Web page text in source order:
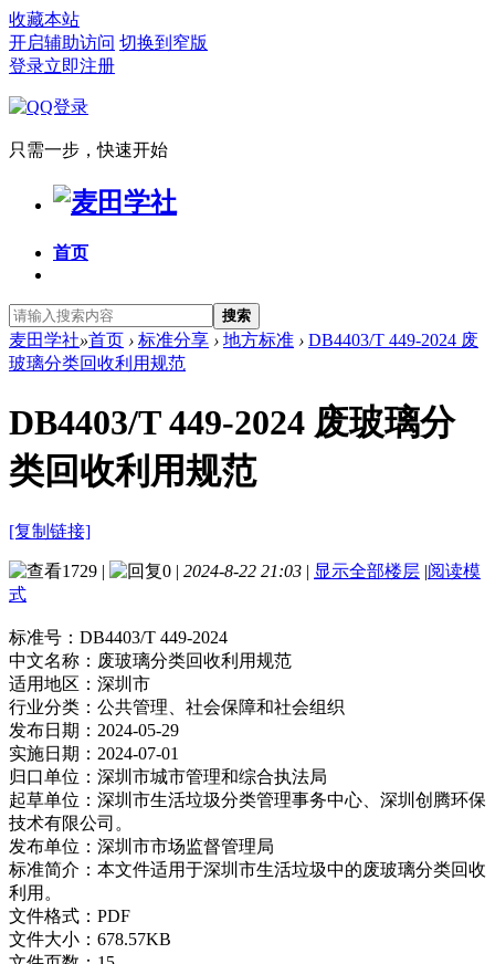
收藏本站
开启辅助访问 切换到窄版
登录立即注册
只需一步，快速开始
首页
搜索
麦田学社»首页 › 标准分享 › 地方标准 › DB4403/T 449-2024 废
玻璃分类回收利用规范
DB4403/T 449-2024 废玻璃分
类回收利用规范
[复制链接]
1729 | 0 | 2024-8-22 21:03 | 显示全部楼层 |阅读模
式
标准号： DB4403/T 449-2024
中文名称： 废玻璃分类回收利用规范
适用地区： 深圳市
行业分类： 公共管理、社会保障和社会组织
发布日期： 2024-05-29
实施日期： 2024-07-01
归口单位： 深圳市城市管理和综合执法局
起草单位： 深圳市生活垃圾分类管理事务中心、深圳创腾环保
技术有限公司。
发布单位： 深圳市市场监督管理局
标准简介： 本文件适用于深圳市生活垃圾中的废玻璃分类回收
利用。
文件格式： PDF
文件大小： 678.57KB